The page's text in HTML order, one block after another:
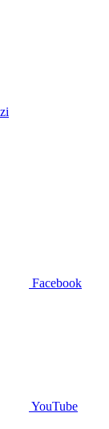
Facebook
YouTube